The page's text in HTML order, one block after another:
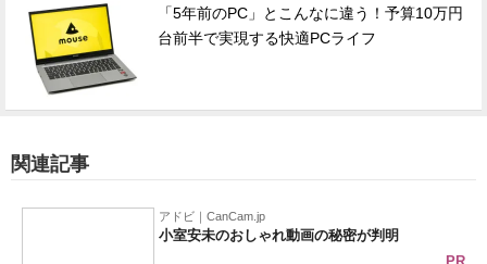
「5年前のPC」とこんなに違う！予算10万円
台前半で実現する快適PCライフ
関連記事
アドビ｜CanCam.jp
小室安未のおしゃれ動画の秘密が判明